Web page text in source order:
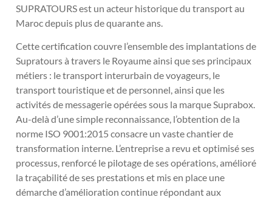
SUPRATOURS est un acteur historique du transport au
Maroc depuis plus de quarante ans.
Cette certification couvre l’ensemble des implantations de
Supratours à travers le Royaume ainsi que ses principaux
métiers : le transport interurbain de voyageurs, le
transport touristique et de personnel, ainsi que les
activités de messagerie opérées sous la marque Suprabox.
Au-delà d’une simple reconnaissance, l’obtention de la
norme ISO 9001:2015 consacre un vaste chantier de
transformation interne. L’entreprise a revu et optimisé ses
processus, renforcé le pilotage de ses opérations, amélioré
la traçabilité de ses prestations et mis en place une
démarche d’amélioration continue répondant aux